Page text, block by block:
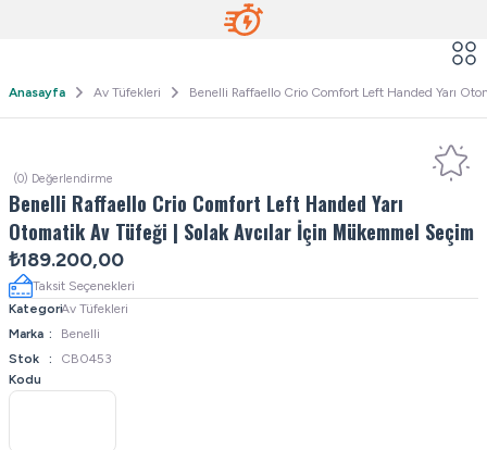
Anasayfa Av Tüfekleri Benelli Raffaello Crio Comfort Left Handed Yarı
(0) Değerlendirme
Benelli Raffaello Crio Comfort Left Handed Yarı
Otomatik Av Tüfeği | Solak Avcılar İçin Mükemmel Seçim
₺189.200,00
Taksit Seçenekleri
KategoriAv Tüfekleri
Marka
Benelli
Stok
Kodu
CB0453